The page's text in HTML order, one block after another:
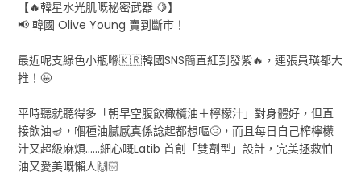
【🔥韓星水光肌嘅秘密武器 🍋】
📢 韓國 Olive Young 賣到斷市！
最近呢支綠色小瓶喺🇰🇷韓國SNS簡直紅到發紫🔥，連張員瑛都大
推！🤩
平時聽就聽得多「朝早空腹飲橄欖油＋檸檬汁」對身體好，但直
接飲油🪔，嗰種油膩感真係諗起都想嘔🤢，而且每日自己榨檸檬
汁又超級麻煩……細心嘅Latib 首創「雙劑型」設計，完美拯救怕
油又愛美嘅懶人🙌🏻